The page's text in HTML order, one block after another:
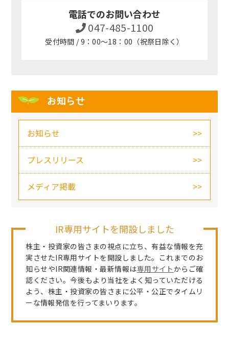
電話でのお問い合わせ
047-485-1100
受付時間 / 9：00～18：00（祝祭日除く）
お知らせ
お知らせ
プレスリリース
メディア掲載
IR専用サイトを開設しました
株主・投資家の皆さまの視点に立ち、有益な情報を充
実させたIR専用サイトを開設しました。これまでのお
知らせやIR関連情報・最新情報は専用サイトからご確
認ください。今後もより当社をよく知っていただける
よう、株主・投資家の皆さまに公平・公正でタイムリ
ーな情報発信を行ってまいります。